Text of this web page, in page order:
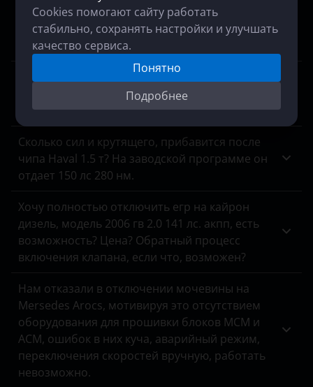
Cookies помогают сайту работать
стабильно, сохранять настройки и улучшать
качество сервиса.
Понятно
Подробнее
Машина все время коптит на форсаже,
особенно на трассе, когда высокая скорость.
Может быть вернуть сажевый на место?
Ваз 2115, блок Январь 7.2, ELM 327 не видит
данных с датчиков кислорода, хотяонина
месте.
Сколько сил и крутящего, прибавится после
чипа Haval 1.5 т? На заводской программе он
отдает 150 лс 280 нм.
Хочу полностью отключить егр на кайрон
дизель, модель 2006 гв 2.0 141 лс. акпп, есть
возможность? Цена? Обратный процесс
включения клапана, если что, возможен?
Нам отказали в отключении мочевины на
Mersedes Arocs, мотивируя это отсутствием
оборудования для прошивки блоков MCM и
ACM, ошибок в них куча, аварийный режим,
переключения скоростей вручную, работать
невозможно.